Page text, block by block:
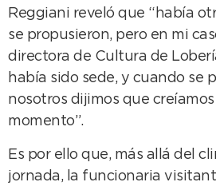
Reggiani reveló que “había
se propusieron, pero en mi
directora de Cultura de
había sido sede, y cuando se
nosotros dijimos que creíamos
momento”.
Es por ello que, más allá del
jornada, la funcionaria